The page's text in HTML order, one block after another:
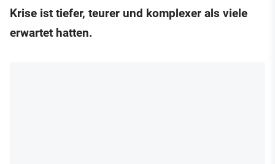
Krise ist tiefer, teurer und komplexer als viele
erwartet hatten.